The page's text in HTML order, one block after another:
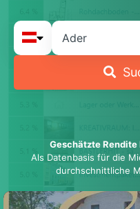
Geschätzte
Als Datenbasis für die
durchschnittliche